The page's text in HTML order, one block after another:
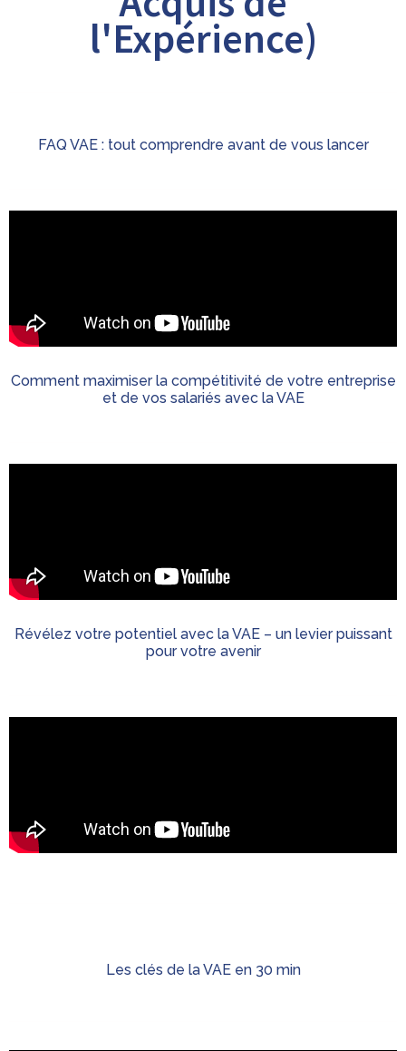
l'Expérience)
FAQ VAE : tout comprendre avant de vous lancer
Comment maximiser la compétitivité de votre entreprise
et de vos salariés avec la VAE
Révélez votre potentiel avec la VAE – un levier puissant
pour votre avenir
Les clés de la VAE en 30 min